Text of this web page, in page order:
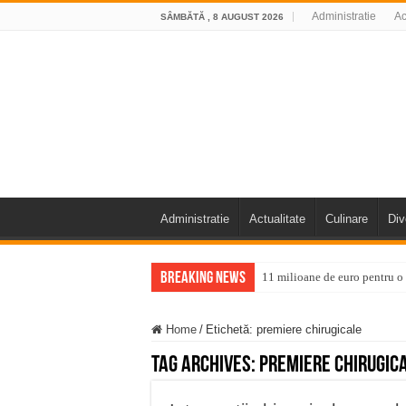
SÂMBĂTĂ , 8 AUGUST 2026 Administratie
Administratie Actualitate Culinare
Breaking News 11 milioane de euro pentru
Întreruperi temporare ale
ANUNŢ OPRIRE ANUNŢ
Home / Etichetă: premiere chirugicale
Tag Archives: premiere